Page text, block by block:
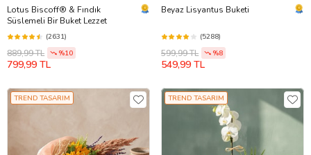
Lotus Biscoff® & Fındık
Süslemeli Bir Buket Lezzet
(2631)
889,99 TL %10
799,99 TL
Beyaz Lisyantus Buketi
(5288)
599,99 TL %8
549,99 TL
TREND TASARIM TREND TASARIM